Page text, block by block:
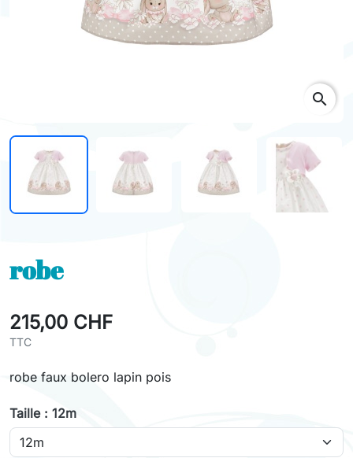
search
robe
215,00 CHF
TTC
robe faux bolero lapin pois
Taille : 12m